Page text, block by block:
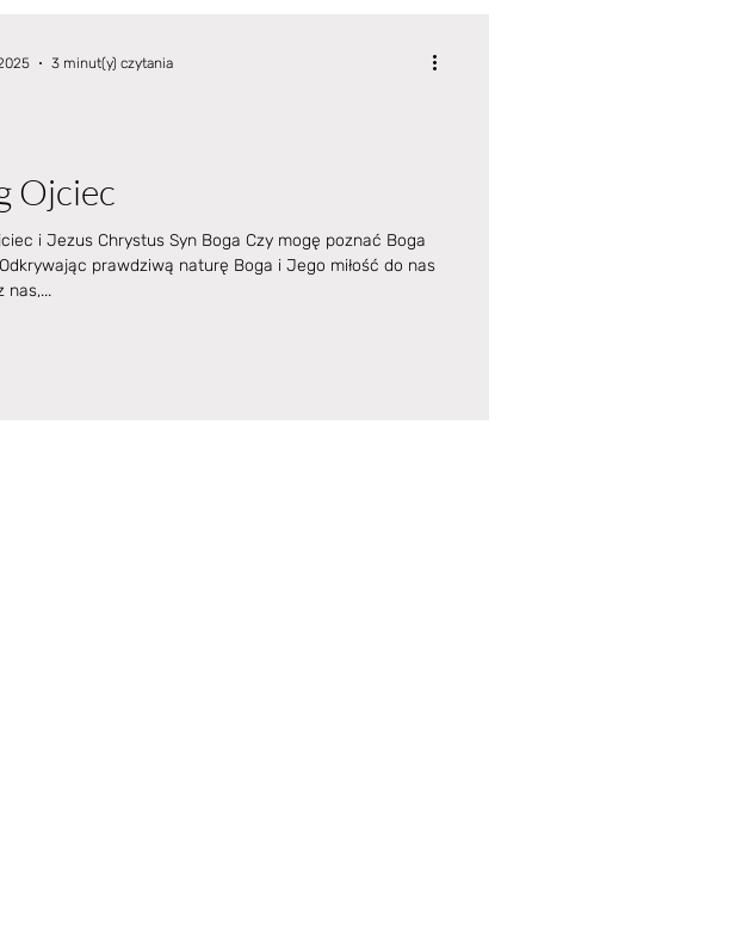
Ojciec
i Jezus Chrystus Syn Boga Czy mogę poznać Boga
prawdziwą naturę Boga i Jego miłość do nas
nas,...
3 minut(y) czytania